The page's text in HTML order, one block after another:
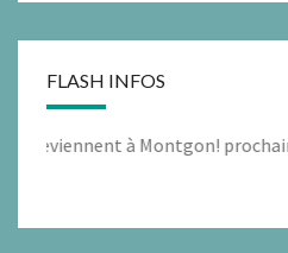
FLASH INFOS
à Montgon! prochain